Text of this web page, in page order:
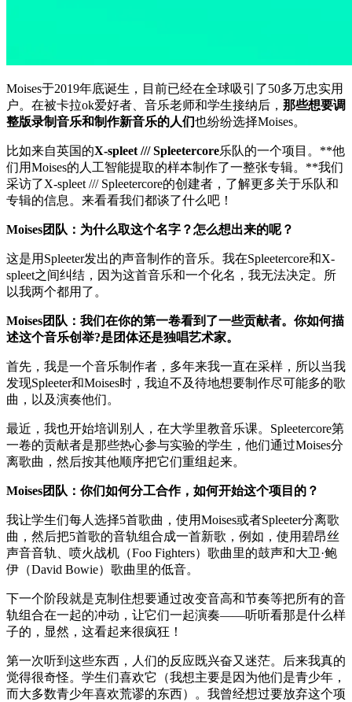
Moises于2019年底诞生，目前已经在全球吸引了50多万忠实用
户。在被卡拉ok爱好者、音乐老师和学生接纳后， 那些想要调
整版录制音乐和制作新音乐的人们也纷纷选择Moises。
比如来自英国的X-spleet /// Spleetercore乐队的一个项目。**他
们用Moises的人工智能提取的样本制作了一整张专辑。**我们
采访了X-spleet /// Spleetercore的创建者，了解更多关于乐队和
专辑的信息。来看看我们都谈了什么吧！
Moises团队：为什么取这个名字？怎么想出来的呢？
这是用Spleeter发出的声音制作的音乐。我在Spleetercore和X-
spleet之间纠结，因为这首音乐和一个化名，我无法决定。所
以我两个都用了。
Moises团队：我们在你的第一卷看到了一些贡献者。你如何描
述这个音乐创举?是团体还是独唱艺术家。
首先，我是一个音乐制作者，多年来我一直在采样，所以当我
发现Spleeter和Moises时，我迫不及待地想要制作尽可能多的歌
曲，以及演奏他们。
最近，我也开始培训别人，在大学里教音乐课。Spleetercore第
一卷的贡献者是那些热心参与实验的学生，他们通过Moises分
离歌曲，然后按其他顺序把它们重组起来。
Moises团队：你们如何分工合作，如何开始这个项目的？
我让学生们每人选择5首歌曲，使用Moises或者Spleeter分离歌
曲，然后把5首歌的音轨组合成一首新歌，例如，使用碧昂丝
声音音轨、喷火战机（Foo Fighters）歌曲里的鼓声和大卫·鲍
伊（David Bowie）歌曲里的低音。
下一个阶段就是克制住想要通过改变音高和节奏等把所有的音
轨组合在一起的冲动，让它们一起演奏——听听看那是什么样
子的，显然，这看起来很疯狂！
第一次听到这些东西，人们的反应既兴奋又迷茫。后来我真的
觉得很奇怪。学生们喜欢它（我想主要是因为他们是青少年，
而大多数青少年喜欢荒谬的东西）。我曾经想过要放弃这个项